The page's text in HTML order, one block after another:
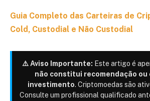
Guia Completo das Carteiras de
Cold, Custodial e Não Custodial
⚠️ Aviso Importante: Este artigo é
não constitui recomendação ou
investimento. Criptomoedas são
Consulte um profissional qualificado